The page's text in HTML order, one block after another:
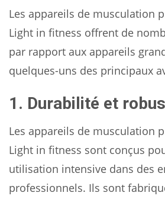
Les appareils de musculation
Light in fitness offrent de
par rapport aux appareils
quelques-uns des principaux
1. Durabilité et
Les appareils de musculation
Light in fitness sont conçus
utilisation intensive dans des
professionnels. Ils sont